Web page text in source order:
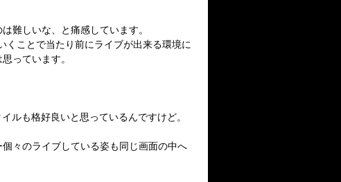
難しいな、と痛感しています。
くことで当たり前にライブが出来る環境に
っています。
ルも格好良いと思っているんですけど。
々のライブしている姿も同じ画面の中へ